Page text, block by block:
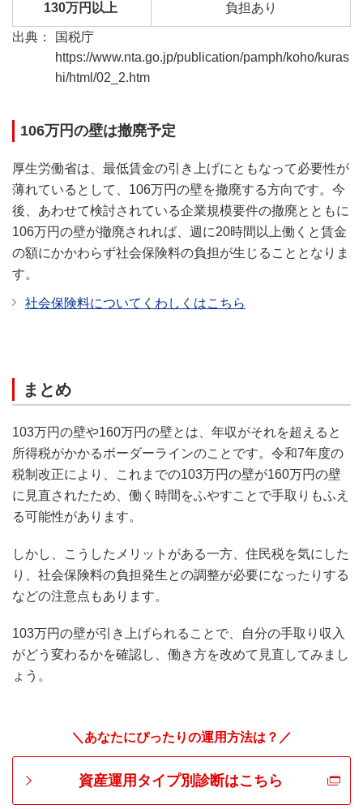
130万円以上 負担あり
国税庁
https://www.nta.go.jp/publication/pamph/koho/kuras
hi/html/02_2.htm
106万円の壁は撤廃予定
厚生労働省は、最低賃金の引き上げにともなって必要性が
薄れているとして、106万円の壁を撤廃する方向です。今
後、あわせて検討されている企業規模要件の撤廃とともに
106万円の壁が撤廃されれば、週に20時間以上働くと賃金
の額にかかわらず社会保険料の負担が生じることとなりま
す。
社会保険料についてくわしくはこちら
まとめ
103万円の壁や160万円の壁とは、年収がそれを超えると
所得税がかかるボーダーラインのことです。令和7年度の
税制改正により、これまでの103万円の壁が160万円の壁
に見直されたため、働く時間をふやすことで手取りもふえ
る可能性があります。
しかし、こうしたメリットがある一方、住民税を気にした
り、社会保険料の負担発生との調整が必要になったりする
などの注意点もあります。
103万円の壁が引き上げられることで、自分の手取り収入
がどう変わるかを確認し、働き方を改めて見直してみまし
ょう。
＼あなたにぴったりの運用方法は？／
資産運用タイプ別診断はこちら